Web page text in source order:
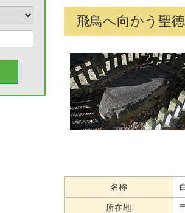
飛鳥へ向かう聖
名称
所在地